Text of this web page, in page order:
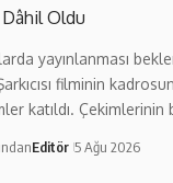
Oldu
yayınlanması
filminin
katıldı. Çekimlerinin
Editör 5 Ağu 2026